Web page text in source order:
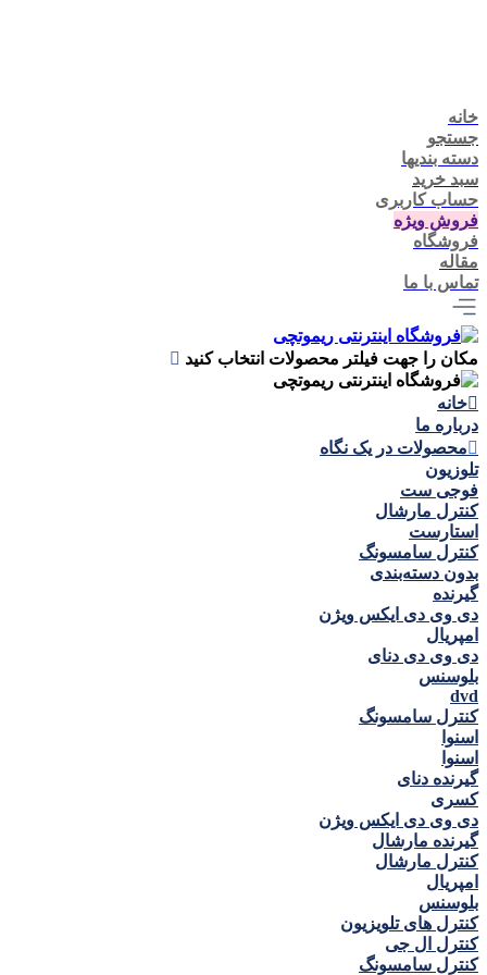
خانه
جستجو
دسته بندیها
سبد خرید
حساب کاربری
فروش ویژه
فروشگاه
مقاله
تماس با ما
مکان را جهت فیلتر محصولات انتخاب کنید
خانه
درباره ما
محصولات در یک نگاه
تلوزيون
فوجی ست
کنترل مارشال
استارست
کنترل سامسونگ
بدون دسته‌بندی
گيرنده
دی وی دی ايكس ويژن
امپريال
دی وی دی دنای
بلوسنس
dvd
کنترل سامسونگ
اسنوا
اسنوا
گیرنده دنای
كسری
دی وی دی ايكس ويژن
گیرنده مارشال
کنترل مارشال
امپريال
بلوسنس
کنترل های تلویزیون
کنترل ال جی
کنترل سامسونگ